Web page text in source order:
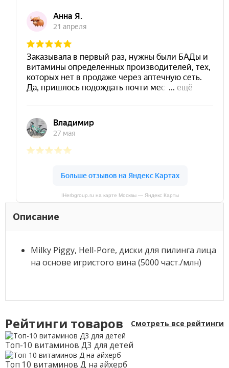
IHerbgroup.ru на карте Москвы — Яндекс Карты
Описание
Milky Piggy, Hell-Pore, диски для пилинга лица
на основе игристого вина (5000 част./млн)
Рейтинги товаров Смотреть все рейтинги
Топ-10 витаминов Д3 для детей
Топ 10 витаминов Д на айхерб